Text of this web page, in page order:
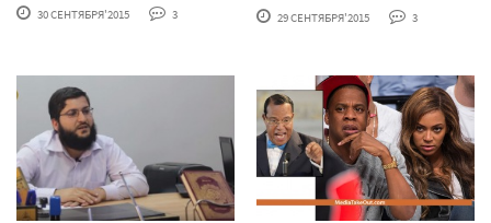
30 СЕНТЯБРЯ'2015 3 29 СЕНТЯБРЯ'2015 3